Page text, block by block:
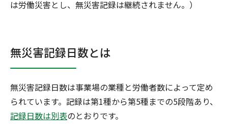
は労働災害とし、無災害記録は継続されません。）
無災害記録日数とは
無災害記録日数は事業場の業種と労働者数によって定め
られています。記録は第1種から第5種までの5段階あり、
記録日数は別表のとおりです。